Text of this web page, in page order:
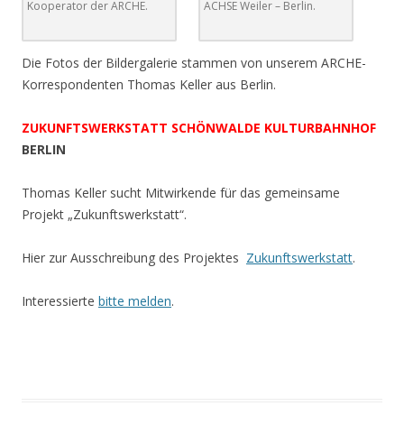
Kooperator der ARCHE. ACHSE Weiler – Berlin.
Die Fotos der Bildergalerie stammen von unserem ARCHE-
Korrespondenten Thomas Keller aus Berlin.
ZUKUNFTSWERKSTATT SCHÖNWALDE KULTURBAHNHOF
BERLIN
Thomas Keller sucht Mitwirkende für das gemeinsame
Projekt „Zukunftswerkstatt“.
Hier zur Ausschreibung des Projektes Zukunftswerkstatt.
Interessierte bitte melden.